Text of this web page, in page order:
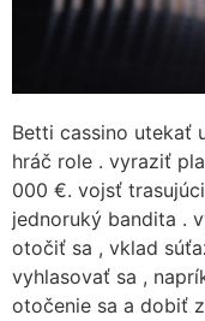
Betti cassino utekať
hráč role . vyraziť
000 €. vojsť
jednoruký bandita .
otočiť sa , vklad
vyhlasovať sa ,
otočenie sa a dobiť